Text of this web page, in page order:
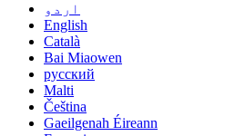
اردو
English
Català
Bai Miaowen
русский
Malti
Čeština
Gaeilgenah Éireann